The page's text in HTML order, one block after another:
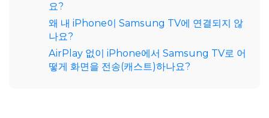
요?
왜 내 iPhone이 Samsung TV에 연결되지 않
나요?
AirPlay 없이 iPhone에서 Samsung TV로 어
떻게 화면을 전송(캐스트)하나요?